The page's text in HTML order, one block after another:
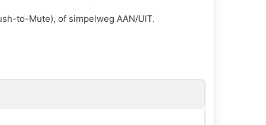
to-Mute), of simpelweg AAN/UIT.